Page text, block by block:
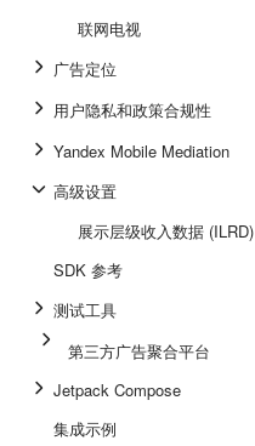
联网电视
广告定位
用户隐私和政策合规性
Yandex Mobile Mediation
高级设置
展示层级收入数据 (ILRD)
SDK 参考
测试工具
第三方广告聚合平台
Jetpack Compose
集成示例